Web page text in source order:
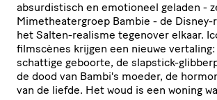
absurdistisch en emotioneel geladen -
Mimetheatergroep Bambie - de Disney-
het Salten-realisme tegenover elkaar.
filmscènes krijgen een nieuwe vertaling:
schattige geboorte, de slapstick-
de dood van Bambi's moeder, de
van de liefde. Het woud is een woning